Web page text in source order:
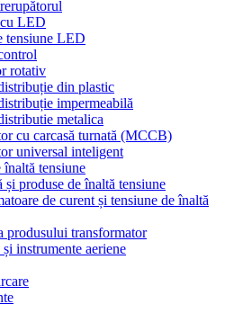
LED
tensiune LED
rotativ
din plastic
impermeabilă
metalica
cu carcasă turnată (MCCB)
universal inteligent
înaltă tensiune
și produse de înaltă tensiune
de curent și tensiune de înaltă
produsului transformator
instrumente aeriene